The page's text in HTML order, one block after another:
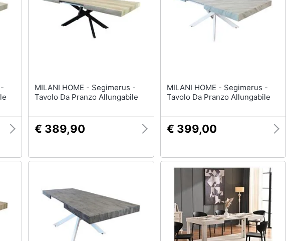
Appendiabiti
Mobili bagno
Philips illuminazione selction
MILANI HOME - Segimerus -
Tavolo Da Pranzo Allungabile
€ 389,90
MILANI HOME - Segimerus -
Tavolo Da Pranzo Allungabile
€ 399,00